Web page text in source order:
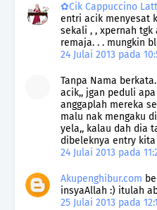
✿Cik Cappuccino
entri acik menyesat
sekali , , xpernah
remaja. . . mungkin
24 Julai 2013 pada
Tanpa Nama
acik,, jgan peduli
anggaplah mereka
malu nak mengaku
yela,, kalau dah dia
dibeleknya entry kita
24 Julai 2013 pada
Akupenghibur.com
insyaAllah :) itulah
25 Julai 2013 pada